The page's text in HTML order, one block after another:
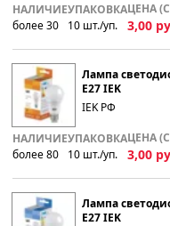
НАЛИЧИЕ
более 30
УПАКОВКА
10 шт./уп.
ЦЕНА
3,00
Лампа
E27 IEK
IEK РФ
НАЛИЧИЕ
более 80
УПАКОВКА
10 шт./уп.
ЦЕНА
3,00
Лампа
E27 IEK